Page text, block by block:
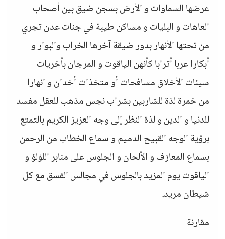
عرضها السماوات و الأرض بسجن ضيق بين أصحاب
العاهات و البليات و مساكن طيبة في جنات عدن تجري
من تحتها الأنهار بدور ضيقة آخرها الخراب والبوار و
أبكارا عربا أترابا كأنهن الياقوت و المرجان بأخريات
سيئات الأخلاق مسافحات أو متخذات أخدان و انهارا
من خمرة لذة للشاربين بشراب نجس مذهب للعقل مفسد
للدنيا و الدين و لذة النظر إلى وجه العزيز الكريم بالتمتع
برؤية الوجه القبيح الدميم و سماع الخطاب من الرحمن
بسماع المعازف و الألحان و الجلوس على منابر اللؤلؤ و
الياقوت يوم المزيد بالجلوس في مجالس الفسق مع كل
شيطان مريد.
مقارنة